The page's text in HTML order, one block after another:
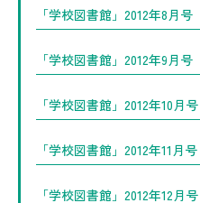
「学校図書館」2012年8月号
「学校図書館」2012年9月号
「学校図書館」2012年10月号
「学校図書館」2012年11月号
「学校図書館」2012年12月号